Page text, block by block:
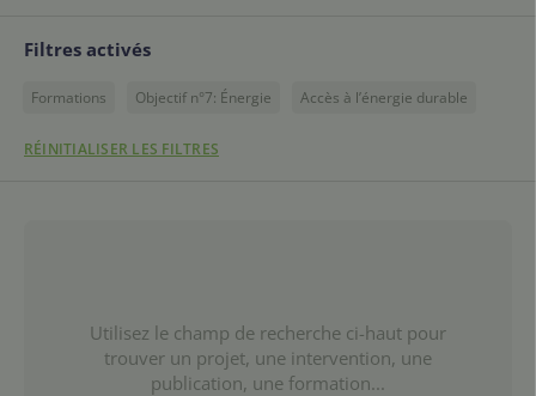
Filtres activés
Formations Objectif n°7: Énergie Accès à l’énergie durable
RÉINITIALISER LES FILTRES
Utilisez le champ de recherche ci-haut pour
trouver un projet, une intervention, une
publication, une formation...